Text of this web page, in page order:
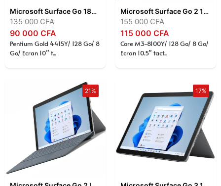
Microsoft Surface Go 1825 Gen 1 – Pentium Gold 4415Y, 8Go RAM, 128Go SSD, Tablette PC 10”
135 000CFA
90 000 CFA
Pentium Gold 4415Y/ 128 Go/ 8
Go/ Ecran 10” t...
Microsoft Surface Go 2 10,5″ – Intel Core m3-8100Y , 8 Go RAM , SSD 128 Go , Écran Tactile PixelSense , Tablette 2-en-1 , Windows 11 Pro
155 000CFA
115 000 CFA
Core M3-8100Y/ 128 Go/ 8 Go/
Ecran 10.5” tact...
21% 17%